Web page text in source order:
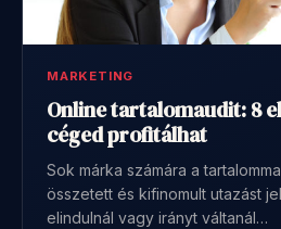
MARKETING
Online tartalomaudit: 8
céged profitálhat
Sok márka számára a
összetett és kifinomult utazást
elindulnál vagy irányt váltanál…